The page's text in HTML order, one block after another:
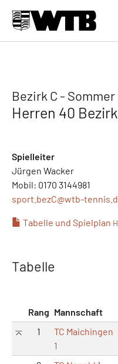
Bezirk C -
Herren 40
Spielleiter
Jürgen Wacker
Mobil: 0170 3144981
sport.bezC@wtb-
Tabelle und Spielplan
Tabelle
Rang Mannschaft
1
TC Maichingen
1